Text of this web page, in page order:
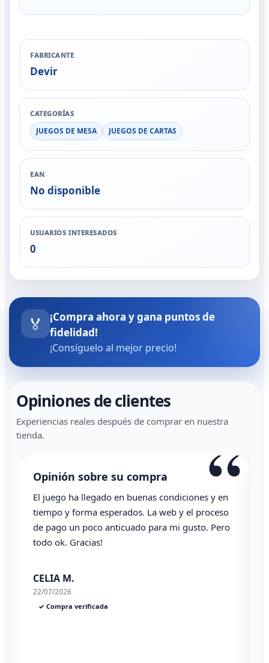
FABRICANTE
Devir
CATEGORÍAS
JUEGOS DE MESA JUEGOS DE CARTAS
EAN
No disponible
USUARIOS INTERESADOS
0
🏅
¡Compra ahora y gana puntos de
fidelidad!
¡Consíguelo al mejor precio!
Opiniones de clientes
Experiencias reales después de comprar en nuestra
tienda.
“
Opinión sobre su compra
Todo correcto. Genial la atención vía whatsapp
Angel P.
03/07/2026